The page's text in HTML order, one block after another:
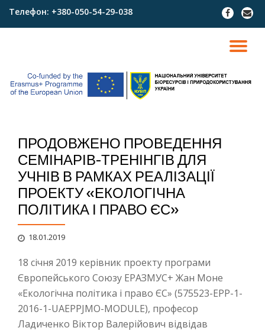
Skip
Телефон: +380-050-54-29-038
fa-
fa-
ПРОДОВЖЕНО ПРОВЕДЕННЯ
СЕМІНАРІВ-ТРЕНІНГІВ ДЛЯ
УЧНІВ В РАМКАХ РЕАЛІЗАЦІЇ
ПРОЕКТУ «ЕКОЛОГІЧНА
ПОЛІТИКА І ПРАВО ЄС»
18.01.2019
18 січня 2019 керівник проекту програми
Європейського Союзу ЕРАЗМУС+ Жан Моне
«Екологічна політика і право ЄС» (575523-EPP-1-
2016-1-UAEPPJMO-MODULE), професор
Ладиченко Віктор Валерійович відвідав